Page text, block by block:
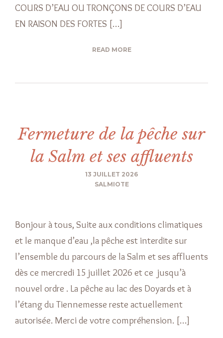
COURS D’EAU OU TRONÇONS DE COURS D’EAU
EN RAISON DES FORTES […]
READ MORE
Fermeture de la pêche sur
la Salm et ses affluents
13 JUILLET 2026
SALMIOTE
Bonjour à tous, Suite aux conditions climatiques
et le manque d’eau ,la pêche est interdite sur
l’ensemble du parcours de la Salm et ses affluents
dès ce mercredi 15 juillet 2026 et ce jusqu’à
nouvel ordre . La pêche au lac des Doyards et à
l’étang du Tiennemesse reste actuellement
autorisée. Merci de votre compréhension. […]